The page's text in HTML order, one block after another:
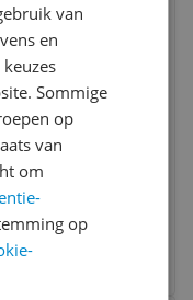
Tribex SE
van
en
Sommige
op
van
om
op